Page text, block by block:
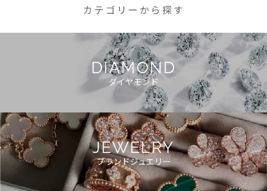
カテゴリーから探す
DIAMOND
ダイヤモンド
JEWELRY
ブランドジュエリー